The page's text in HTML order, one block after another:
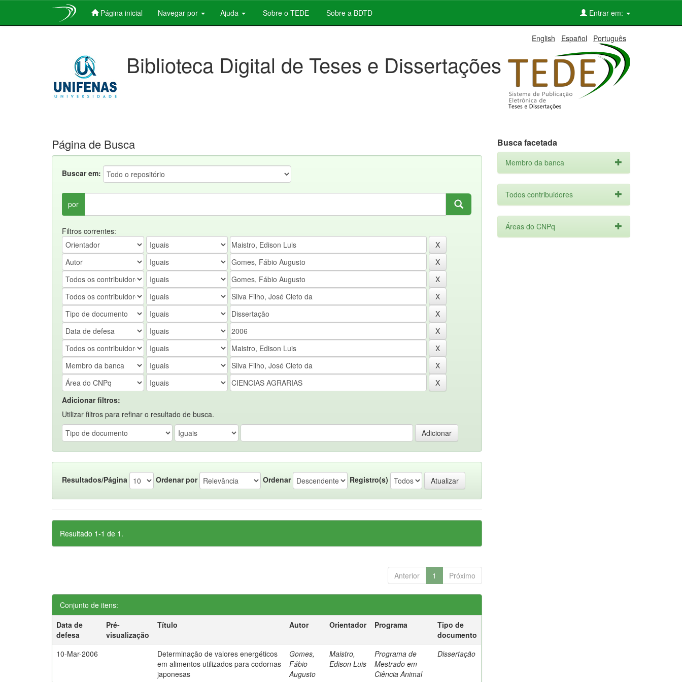
Página inicial Navegar por Ajuda Sobre o TEDE Sobre a BDTD Entrar em:
English Español Português
Biblioteca Digital de Teses e Dissertações
Página de Busca
Buscar em:
por
Filtros correntes:
Adicionar filtros:
Utilizar filtros para refinar o resultado de busca.
Resultados/Página Ordenar por Ordenar Registro(s)
Resultado 1-1 de 1.
Anterior 1 Próximo
Conjunto de itens:
Data de
defesa
Pré-
visualização
Título Autor Orientador Programa
Tipo de
documento
10-Mar-2006
Determinação de valores energéticos
em alimentos utilizados para codornas
japonesas
Gomes,
Fábio
Augusto
Maistro,
Edison Luis
Programa de
Mestrado em
Ciência Animal
Dissertação
Busca facetada
Membro da banca
Todos contribuidores
Áreas do CNPq